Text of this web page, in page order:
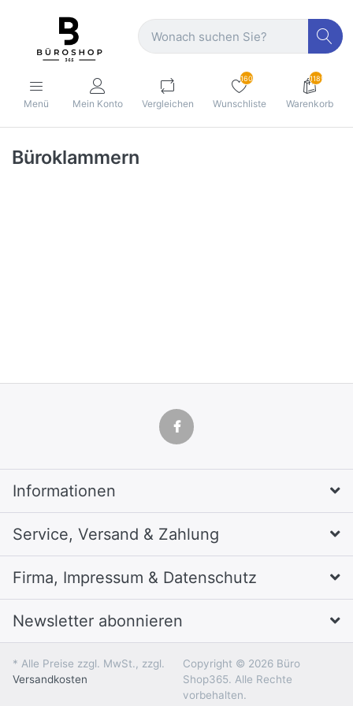
Menü Mein Konto Vergleichen
160
Wunschliste
1189
Warenkorb
Büroklammern
Informationen
Service, Versand & Zahlung
Firma, Impressum & Datenschutz
Newsletter abonnieren
* Alle Preise zzgl. MwSt., zzgl.
Versandkosten
Copyright © 2026 Büro
Shop365. Alle Rechte
vorbehalten.